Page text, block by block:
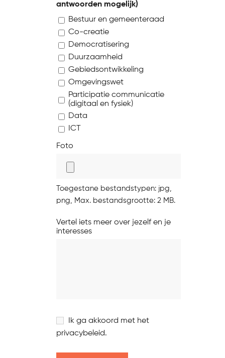
antwoorden mogelijk)
Bestuur en gemeenteraad
Co-creatie
Democratisering
Duurzaamheid
Gebiedsontwikkeling
Omgevingswet
Participatie communicatie
(digitaal en fysiek)
Data
ICT
Foto
Toegestane bestandstypen: jpg,
png, Max. bestandsgrootte: 2 MB.
Vertel iets meer over jezelf en je
interesses
Instemming
Ik ga akkoord met het
privacybeleid.